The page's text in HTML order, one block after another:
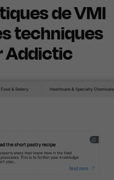
de VMI
techniques
Addictic